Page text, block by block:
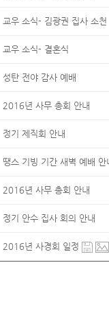
교우 소식- 김광권 집사 소천
교우 소식- 결혼식
성탄 전야 감사 예배
2016년 사무 총회 안내
정기 제직회 안내
땡스 기빙 기간 새벽 예배 안
2016년 사무 총회 안내
정기 안수 집사 회의 안내
2016년 사경회 일정